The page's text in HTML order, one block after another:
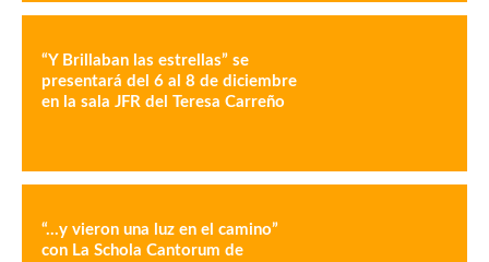
“Y Brillaban las estrellas” se
presentará del 6 al 8 de diciembre
en la sala JFR del Teresa Carreño
“…y vieron una luz en el camino”
con La Schola Cantorum de